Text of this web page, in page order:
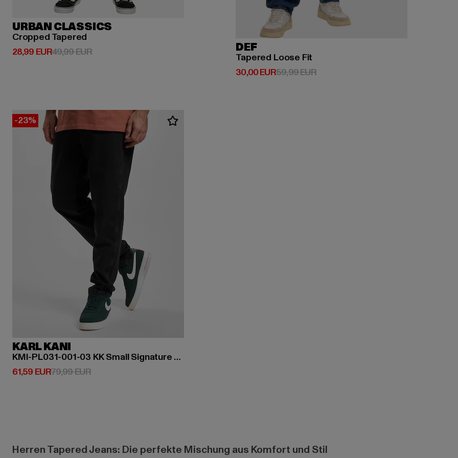
URBAN CLASSICS
Cropped Tapered
28,99 EUR
Derzeitiger Preis: 28,99 EUR
49,99 EURAktionspreis: 49,99 EUR DEF
Tapered Loose Fit
30,00 EUR
Derzeitiger Preis: 30,00 EUR
59,99 EURAktionspreis: 59,99 EUR
-23%
KARL KANI
KMI-PL031-001-03 KK Small Signature Tapered Five Pocket Denim
61,59 EUR
Derzeitiger Preis: 61,59 EUR
79,99 EURAktionspreis: 79,99 EUR
Herren Tapered Jeans: Die perfekte Mischung aus Komfort und Stil